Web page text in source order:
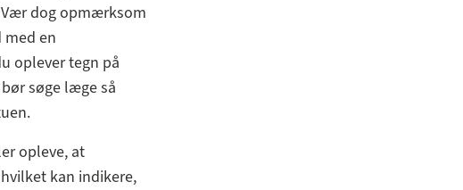
dog opmærksom
en
oplever tegn på
søge læge så
opleve, at
kan indikere,